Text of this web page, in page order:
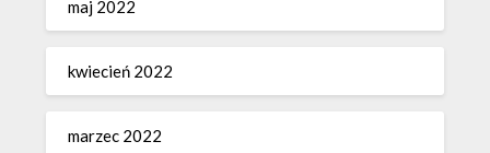
maj 2022
kwiecień 2022
marzec 2022